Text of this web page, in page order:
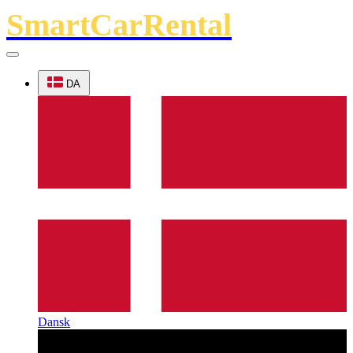
SmartCarRental
DA
Dansk